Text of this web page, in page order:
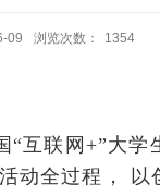
09 浏览次数： 1354
互联网+”大
动全过程，